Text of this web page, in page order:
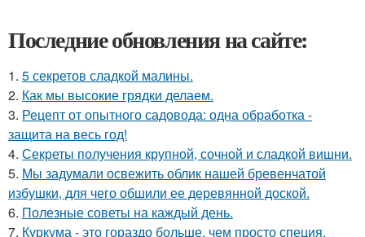
Последние обновления на сайте:
1. 5 секретов сладкой малины.
2. Как мы высокие грядки делаем.
3. Рецепт от опытного садовода: одна обработка -
защита на весь год!
4. Секреты получения крупной, сочной и сладкой вишни.
5. Мы задумали освежить облик нашей бревенчатой
избушки, для чего обшили ее деревянной доской.
6. Полезные советы на каждый день.
7. Куркума - это гораздо больше, чем просто специя,